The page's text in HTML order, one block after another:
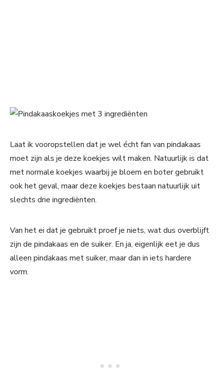
Laat ik vooropstellen dat je wel écht fan van pindakaas
moet zijn als je deze koekjes wilt maken. Natuurlijk is dat
met normale koekjes waarbij je bloem en boter gebruikt
ook het geval, maar deze koekjes bestaan natuurlijk uit
slechts drie ingrediënten.
Van het ei dat je gebruikt proef je niets, wat dus overblijft
zijn de pindakaas en de suiker. En ja, eigenlijk eet je dus
alleen pindakaas met suiker, maar dan in iets hardere
vorm.